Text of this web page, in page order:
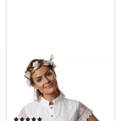
DRESSFORFUN
Trachtenbluse Dirndlbluse mit
Kragen, Knopfleiste und
elastischem Gummisaum
(Frauentracht Vroni, in weiß)
(11)